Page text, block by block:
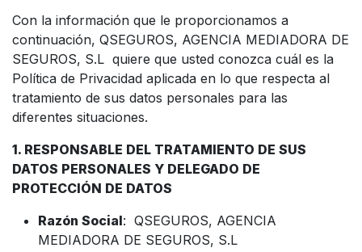
Con la información que le proporcionamos a
continuación, QSEGUROS, AGENCIA MEDIADORA DE
SEGUROS, S.L quiere que usted conozca cuál es la
Política de Privacidad aplicada en lo que respecta al
tratamiento de sus datos personales para las
diferentes situaciones.
1. RESPONSABLE DEL TRATAMIENTO DE SUS
DATOS PERSONALES Y DELEGADO DE
PROTECCIÓN DE DATOS
Razón Social: QSEGUROS, AGENCIA
MEDIADORA DE SEGUROS, S.L